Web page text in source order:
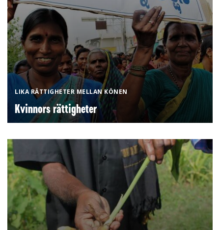
LIKA RÄTTIGHETER MELLAN KÖNEN
Kvinnors rättigheter